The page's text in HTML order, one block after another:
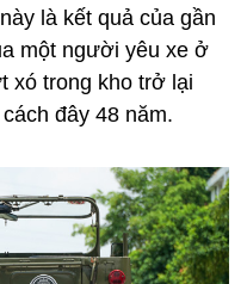
là kết quả của gần
một người yêu xe ở
xó trong kho trở lại
đây 48 năm.